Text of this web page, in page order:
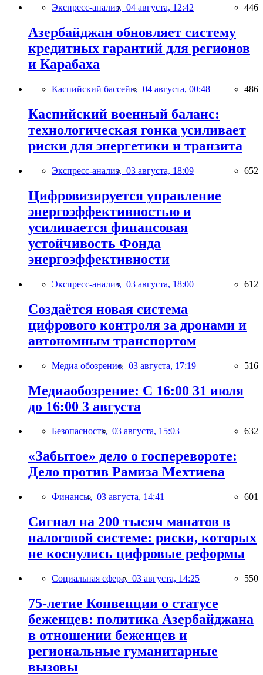
Экспресс-анализ, 04 августа, 12:42 446
Азербайджан обновляет систему
кредитных гарантий для регионов
и Карабаха
Каспийский бассейн, 04 августа, 00:48 486
Каспийский военный баланс:
технологическая гонка усиливает
риски для энергетики и транзита
Экспресс-анализ, 03 августа, 18:09 652
Цифровизируется управление
энергоэффективностью и
усиливается финансовая
устойчивость Фонда
энергоэффективности
Экспресс-анализ, 03 августа, 18:00 612
Создаётся новая система
цифрового контроля за дронами и
автономным транспортом
Медиа обозрение, 03 августа, 17:19 516
Медиаобозрение: С 16:00 31 июля
до 16:00 3 августа
Безопасность, 03 августа, 15:03 632
«Забытое» дело о госперевороте:
Дело против Рамиза Мехтиева
Финансы, 03 августа, 14:41 601
Сигнал на 200 тысяч манатов в
налоговой системе: риски, которых
не коснулись цифровые реформы
Социальная сфера, 03 августа, 14:25 550
75-летие Конвенции о статусе
беженцев: политика Азербайджана
в отношении беженцев и
региональные гуманитарные
вызовы